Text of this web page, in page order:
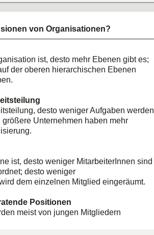
von Organisationen?
ist, desto mehr Ebenen gibt es;
der oberen hierarchischen Ebenen
desto weniger Aufgaben werden
größere Unternehmen haben mehr
ist, desto weniger MitarbeiterInnen sind
desto weniger
dem einzelnen Mitglied eingeräumt.
Positionen
meist von jungen Mitgliedern